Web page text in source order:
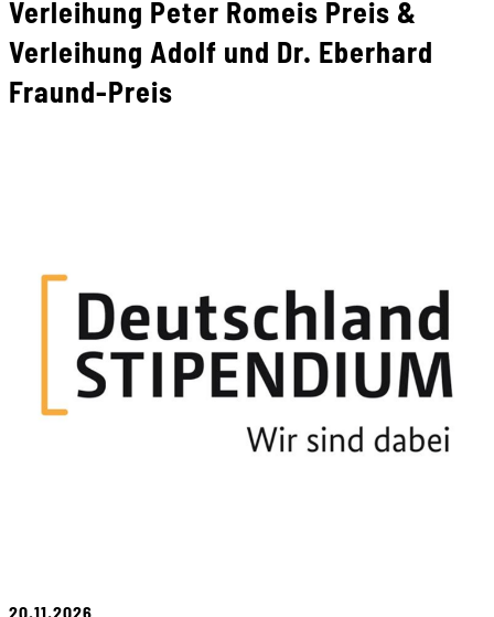
Verleihung Peter Romeis Preis &
Verleihung Adolf und Dr. Eberhard
Fraund-Preis
20.11.2026